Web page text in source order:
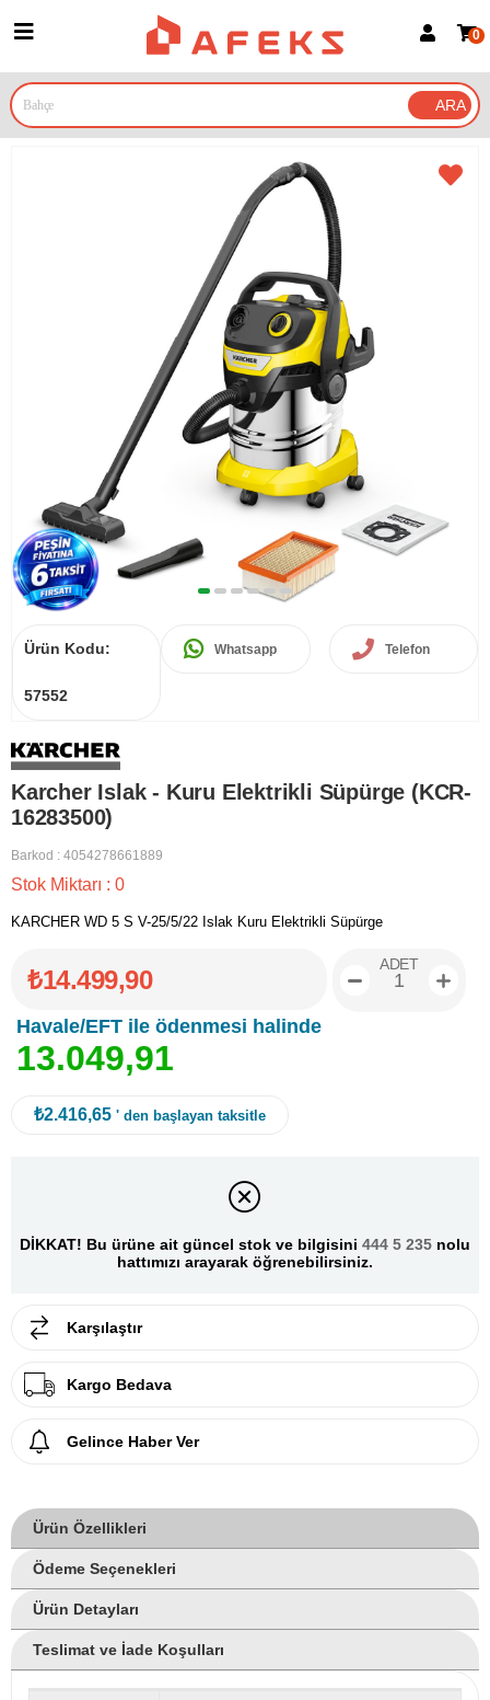
Google İle Bağlan
0
Ürün Kodu:
57552
Whatsapp Telefon
Karcher Islak - Kuru Elektrikli Süpürge (KCR-
16283500)
Barkod : 4054278661889
Stok Miktarı : 0
KARCHER WD 5 S V-25/5/22 Islak Kuru Elektrikli Süpürge
₺14.499,90
Havale/EFT ile ödenmesi halinde
13.049,91
ADET
₺2.416,65 ' den başlayan taksitle
DİKKAT! Bu ürüne ait güncel stok ve bilgisini 444 5 235 nolu
hattımızı arayarak öğrenebilirsiniz.
Karşılaştır
Kargo Bedava
Gelince Haber Ver
Ürün Özellikleri
Ödeme Seçenekleri
Ürün Detayları
Teslimat ve İade Koşulları